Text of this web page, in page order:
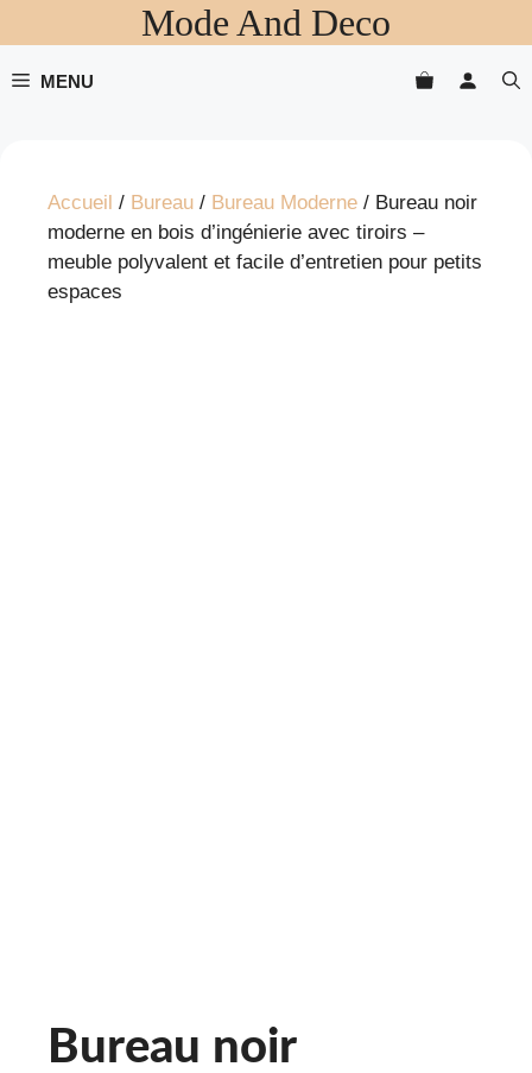
au
contenu
Mode And Deco
MENU
Accueil / Bureau / Bureau Moderne / Bureau noir
moderne en bois d’ingénierie avec tiroirs –
meuble polyvalent et facile d’entretien pour petits
espaces
Bureau noir